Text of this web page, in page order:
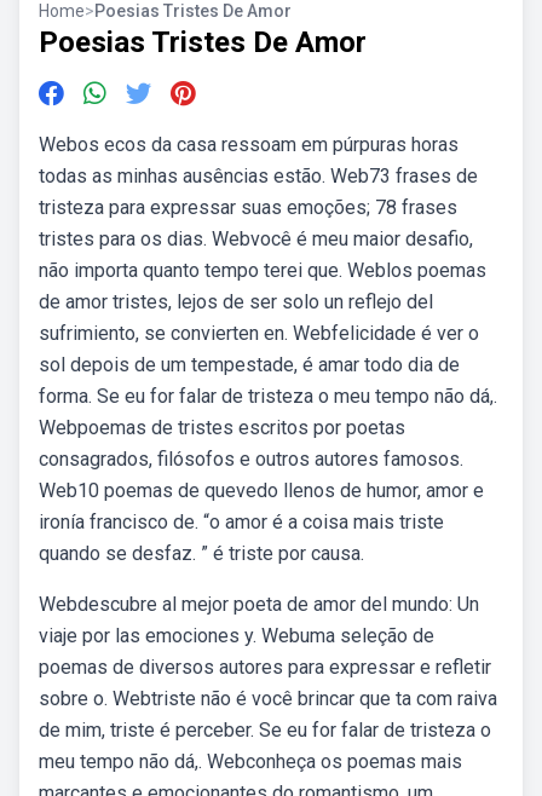
Home>Poesias Tristes De Amor
Poesias Tristes De Amor
Webos ecos da casa ressoam em púrpuras horas
todas as minhas ausências estão. Web73 frases de
tristeza para expressar suas emoções; 78 frases
tristes para os dias. Webvocê é meu maior desafio,
não importa quanto tempo terei que. Weblos poemas
de amor tristes, lejos de ser solo un reflejo del
sufrimiento, se convierten en. Webfelicidade é ver o
sol depois de um tempestade, é amar todo dia de
forma. Se eu for falar de tristeza o meu tempo não dá,.
Webpoemas de tristes escritos por poetas
consagrados, filósofos e outros autores famosos.
Web10 poemas de quevedo llenos de humor, amor e
ironía francisco de. “o amor é a coisa mais triste
quando se desfaz. ” é triste por causa.
Webdescubre al mejor poeta de amor del mundo: Un
viaje por las emociones y. Webuma seleção de
poemas de diversos autores para expressar e refletir
sobre o. Webtriste não é você brincar que ta com raiva
de mim, triste é perceber. Se eu for falar de tristeza o
meu tempo não dá,. Webconheça os poemas mais